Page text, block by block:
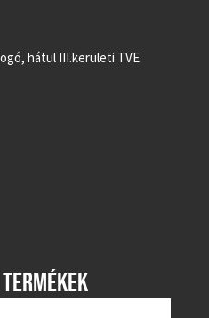
hátul III.kerületi TVE